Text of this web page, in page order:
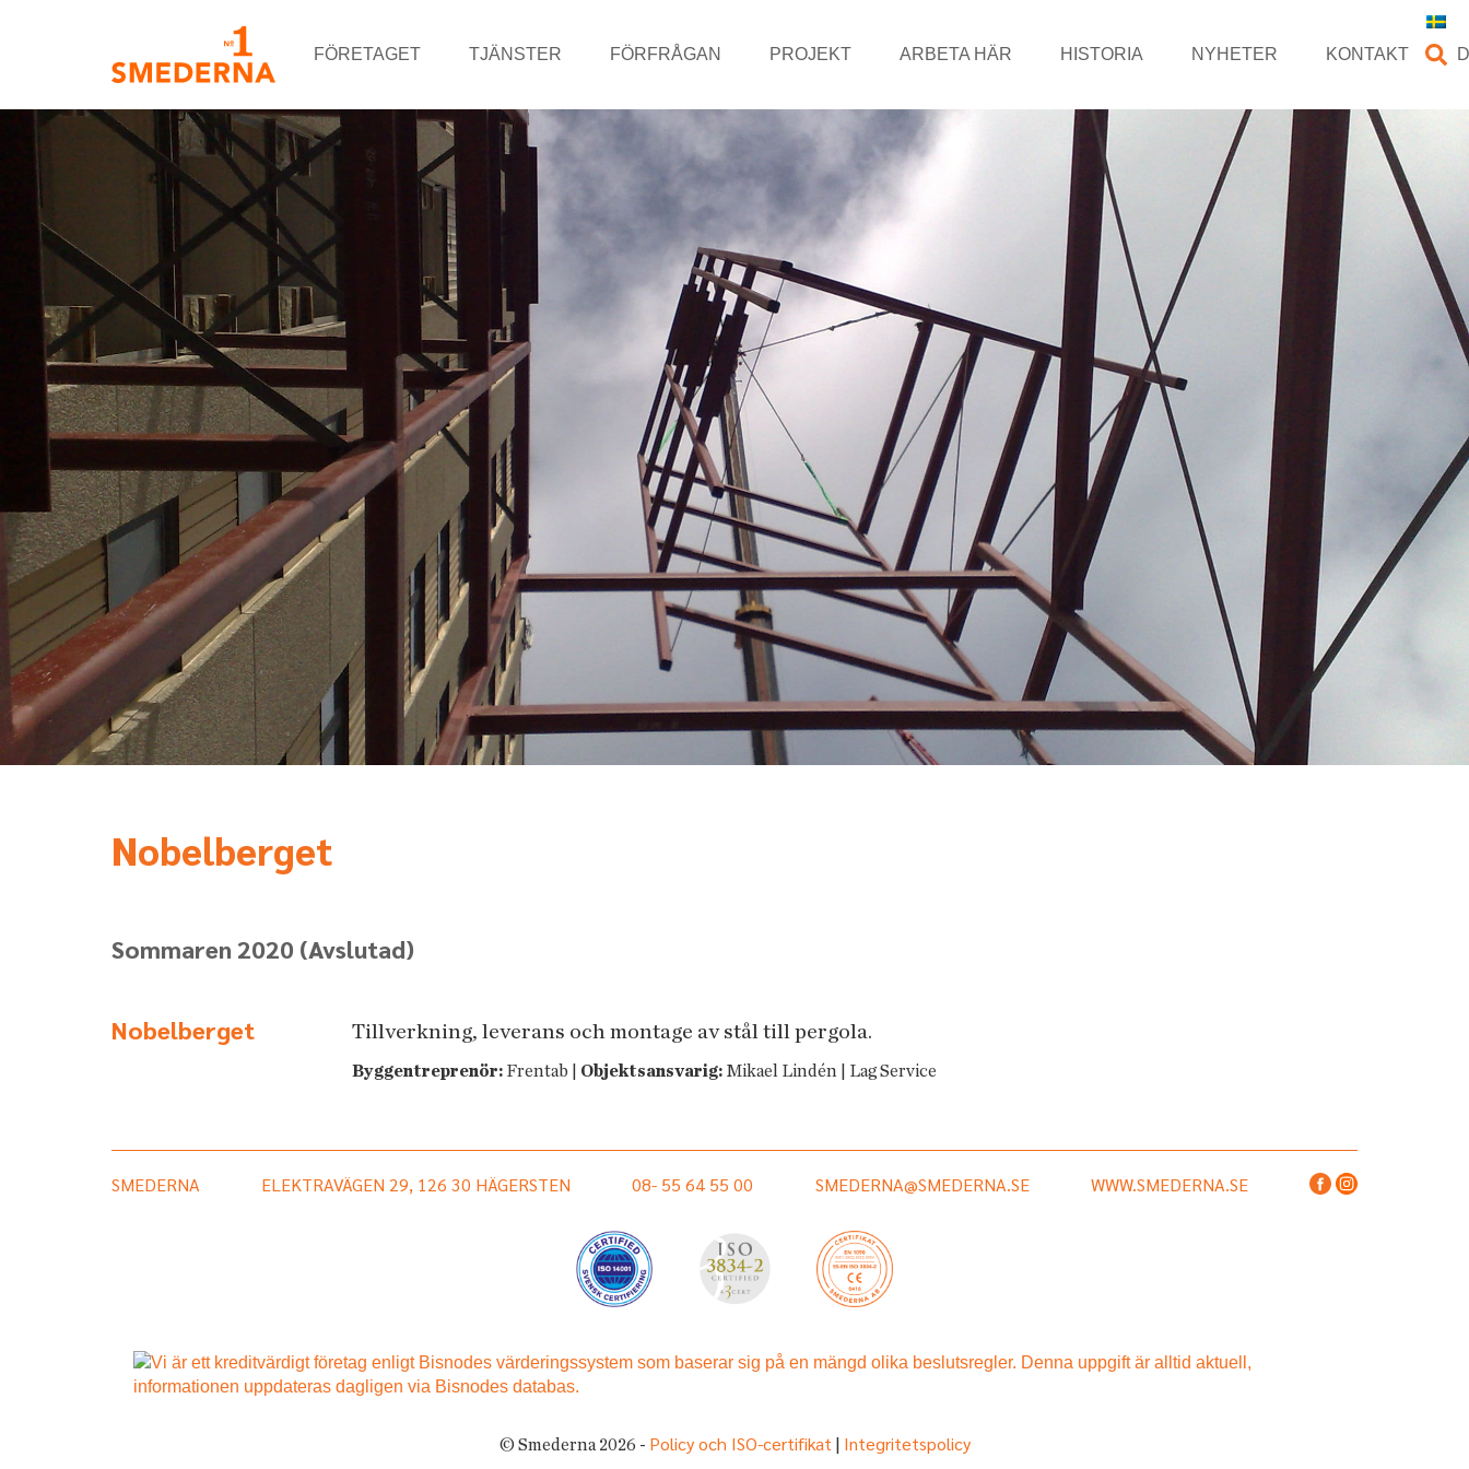
FÖRETAGET TJÄNSTER FÖRFRÅGAN PROJEKT ARBETA HÄR HISTORIA NYHETER KONTAKT
Nobelberget
Sommaren 2020 (Avslutad)
Nobelberget Tillverkning, leverans och montage av stål till pergola.
Byggentreprenör: Frentab | Objektsansvarig: Mikael Lindén | Lag Service
SMEDERNA ELEKTRAVÄGEN 29, 126 30 HÄGERSTEN 08- 55 64 55 00 SMEDERNA@SMEDERNA.SE WWW.SMEDERNA.SE
© Smederna 2026 - Policy och ISO-certifikat Integritetspolicy